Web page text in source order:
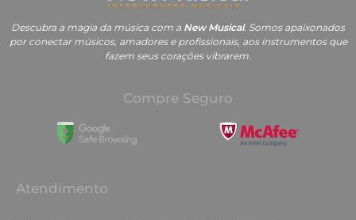
Descubra a magia da música com a New Musical. Somos apaixonados
por conectar músicos, amadores e profissionais, aos instrumentos que
fazem seus corações vibrarem.
Compre Seguro
Atendimento